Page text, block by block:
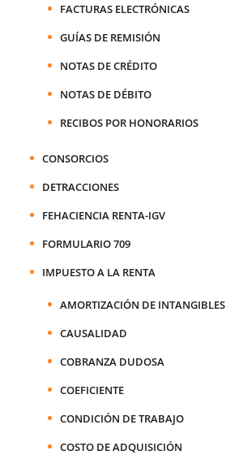
FACTURAS ELECTRÓNICAS
GUÍAS DE REMISIÓN
NOTAS DE CRÉDITO
NOTAS DE DÉBITO
RECIBOS POR HONORARIOS
CONSORCIOS
DETRACCIONES
FEHACIENCIA RENTA-IGV
FORMULARIO 709
IMPUESTO A LA RENTA
AMORTIZACIÓN DE INTANGIBLES
CAUSALIDAD
COBRANZA DUDOSA
COEFICIENTE
CONDICIÓN DE TRABAJO
COSTO DE ADQUISICIÓN